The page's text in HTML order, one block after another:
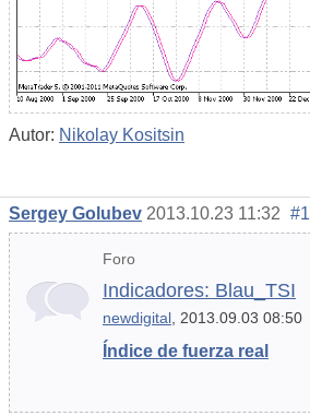
Autor: Nikolay Kositsin
Sergey Golubev 2013.10.23 11:32 #1
Foro
Indicadores: Blau_TSI
newdigital , 2013.09.03 08:50
Índice de fuerza real